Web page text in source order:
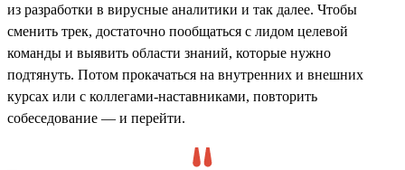
из разработки в вирусные аналитики и так далее. Чтобы
сменить трек, достаточно пообщаться с лидом целевой
команды и выявить области знаний, которые нужно
подтянуть. Потом прокачаться на внутренних и внешних
курсах или с коллегами-наставниками, повторить
собеседование — и перейти.